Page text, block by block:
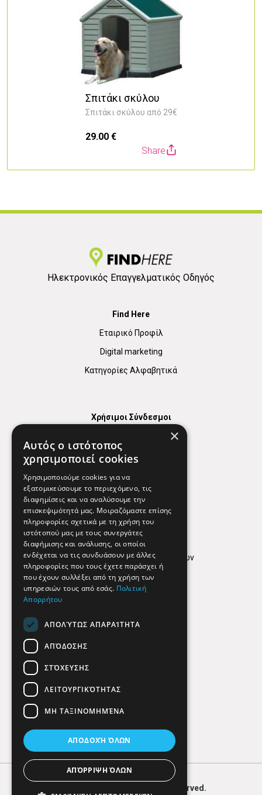
Σπιτάκι σκύλου
Σπιτάκι σκύλου από 29€
29.00 €
Share
Ηλεκτρονικός Επαγγελματικός Οδηγός
Find Here
Εταιρικό Προφίλ
Digital marketing
Κατηγορίες Αλφαβητικά
Χρήσιμοι Σύνδεσμοι
Χρήσιμα Τηλέφωνα
Εφημερεύοντα Φαρμακεία
Απόρρητο
Όροι Χρήσης
Πολιτική προστασίας δεδομένων
Findhere
Social Media
HERE. All Rights Reserved.
×
Αυτός ο ιστότοπος
χρησιμοποιεί cookies
Χρησιμοποιούμε cookies για να
εξατομικεύσουμε το περιεχόμενο, τις
διαφημίσεις και να αναλύσουμε την
επισκεψιμότητά μας. Μοιραζόμαστε επίσης
πληροφορίες σχετικά με τη χρήση του
ιστότοπού μας με τους συνεργάτες
διαφήμισης και ανάλυσης, οι οποίοι
ενδέχεται να τις συνδυάσουν με άλλες
πληροφορίες που τους έχετε παράσχει ή
που έχουν συλλέξει από τη χρήση των
υπηρεσιών τους από εσάς. Πολιτική
Απορρήτου
ΑΠΟΛΎΤΩΣ ΑΠΑΡΑΊΤΗΤΑ
ΑΠΌΔΟΣΗΣ
ΣΤΌΧΕΥΣΗΣ
ΛΕΙΤΟΥΡΓΙΚΌΤΗΤΑΣ
ΜΗ ΤΑΞΙΝΟΜΗΜΈΝΑ
ΑΠΟΔΟΧΉ ΌΛΩΝ
ΑΠΌΡΡΙΨΗ ΌΛΩΝ